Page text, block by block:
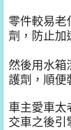
零件較易老
劑，防止加
然後用水箱
護劑， 順便
車主愛車太
交車之後引